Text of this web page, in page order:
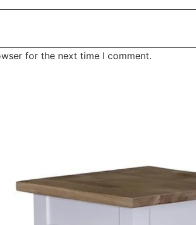
for the next time I comment.